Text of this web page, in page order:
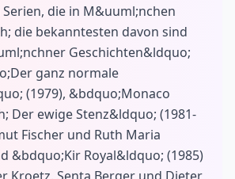
die in M&uuml;nchen
die bekanntesten davon sind
Geschichten&ldquo;
ganz normale
(1979), &bdquo;Monaco
Der ewige Stenz&ldquo; (1981-
Fischer und Ruth Maria
&bdquo;Kir Royal&ldquo; (1985)